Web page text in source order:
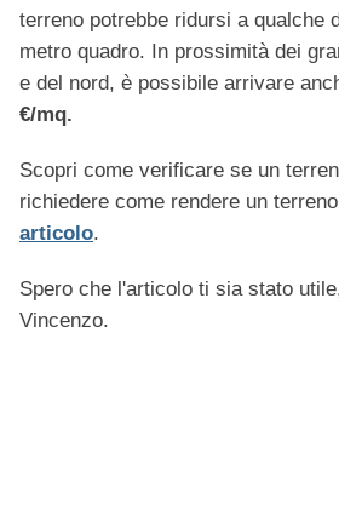
terreno potrebbe ridursi a qualche
metro quadro. In prossimità dei
e del nord, è possibile arrivare
€/mq.
Scopri come verificare se un
richiedere come rendere un
articolo.
Spero che l'articolo ti sia stato
Vincenzo.